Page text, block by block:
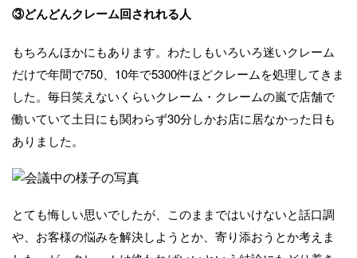
③どんどんクレーム回されれる人
もちろんほかにもあります。わたしもいろいろ迷いクレーム
だけで年間で750、10年で5300件ほどクレームを処理してきま
した。毎日笑えないくらいクレーム・クレームの嵐で店舗で
働いていて土日にも関わらず30分しかお店に居なかった日も
ありました。
とても悔しい思いでしたが、このままではいけないと話口調
や、お客様の悩みを解決しようとか、寄り添おうとか考えま